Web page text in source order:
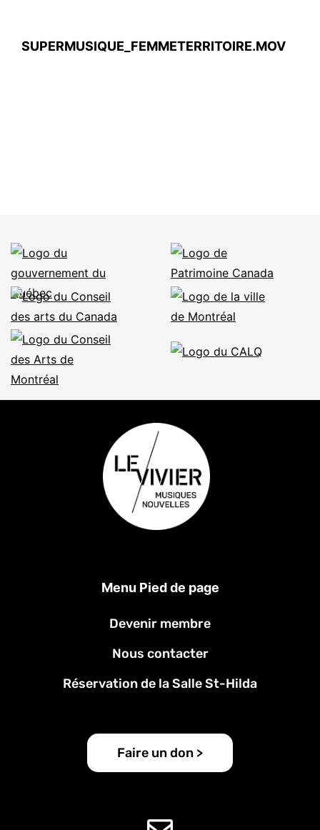
SUPERMUSIQUE_FEMMETERRITOIRE.MOV
Menu Pied de page
Devenir membre
Nous contacter
Réservation de la Salle St-Hilda
Faire un don >